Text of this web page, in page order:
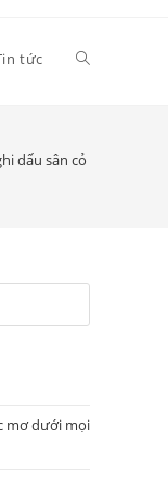
tức Toggle
dấu sân cỏ
Escape
search
mơ dưới mọi